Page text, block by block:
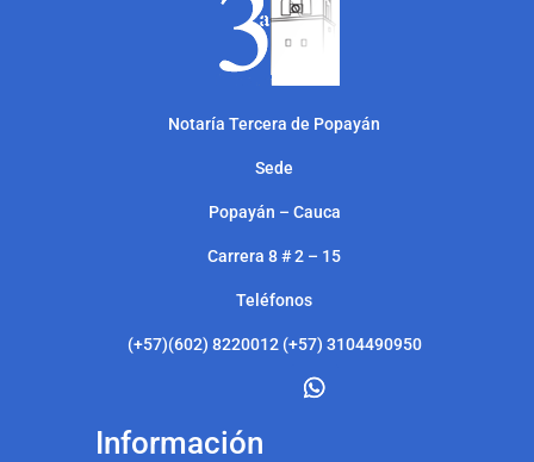
Notaría Tercera de Popayán
Sede
Popayán – Cauca
Carrera 8 # 2 – 15
Teléfonos
(+57)(602) 8220012 (+57) 3104490950
Información